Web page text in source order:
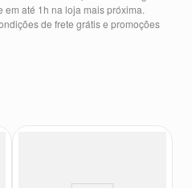
até 1h na loja mais próxima.
de frete grátis e promoções